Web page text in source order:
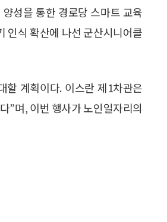
성을 통한 경로당 스마트 교육
인식 확산에 나선 군산시니어클
할 계획이다. 이스란 제1차관은
”며, 이번 행사가 노인일자리의